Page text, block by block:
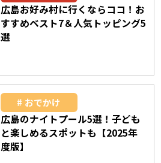
広島お好み村に行くならココ！お
すすめベスト7＆人気トッピング5
選
おでかけ
広島のナイトプール5選！子ども
と楽しめるスポットも【2025年
度版】